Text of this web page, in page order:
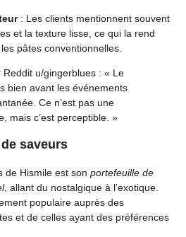
: Les clients mentionnent souvent
et la texture lisse, ce qui la rend
pâtes conventionnelles.
Reddit u/gingerblues : « Le
bien avant les événements
Ce n’est pas une
mais c’est perceptible. »
saveurs
de Hismile est son portefeuille de
, allant du nostalgique à l’exotique.
populaire auprès des
et de celles ayant des préférences